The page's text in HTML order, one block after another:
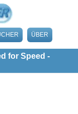
ÜBER
for Speed -